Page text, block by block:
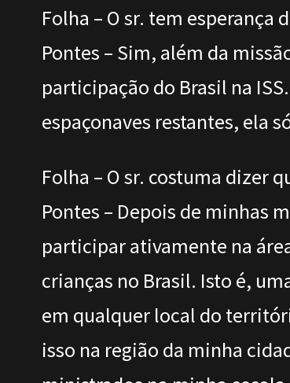
Folha – O sr. tem esperança
Pontes – Sim, além da
participação do Brasil na
espaçonaves restantes, ela
Folha – O sr. costuma dizer
Pontes – Depois de minhas
participar ativamente na
crianças no Brasil. Isto é,
em qualquer local do
isso na região da minha